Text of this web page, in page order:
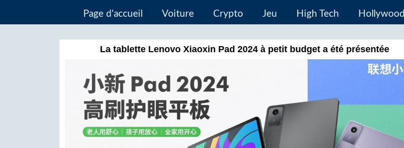
Page d'accueil Voiture Crypto Jeu High Tech Hollywood
La tablette Lenovo Xiaoxin Pad 2024 à petit budget a été présentée